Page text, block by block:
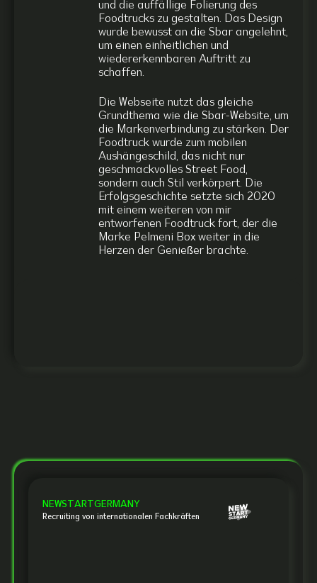
und die auffällige Folierung des
Foodtrucks zu gestalten. Das Design
wurde bewusst an die Sbar angelehnt,
um einen einheitlichen und
wiedererkennbaren Auftritt zu
schaffen.
Die Webseite nutzt das gleiche
Grundthema wie die Sbar-Website, um
die Markenverbindung zu stärken. Der
Foodtruck wurde zum mobilen
Aushängeschild, das nicht nur
geschmackvolles Street Food,
sondern auch Stil verkörpert. Die
Erfolgsgeschichte setzte sich 2020
mit einem weiteren von mir
entworfenen Foodtruck fort, der die
Marke Pelmeni Box weiter in die
Herzen der Genießer brachte.
NEWSTARTGERMANY
Recruiting von internationalen Fachkräften